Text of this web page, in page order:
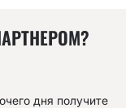
дня получите